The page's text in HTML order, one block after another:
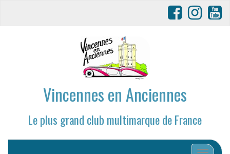
Vincennes en Anciennes
Le plus grand club multimarque de France